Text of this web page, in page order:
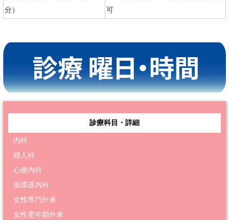
分）
可
診療科目・詳細
内科
婦人科
心療内科
循環器内科
女性専門外来
女性更年期外来